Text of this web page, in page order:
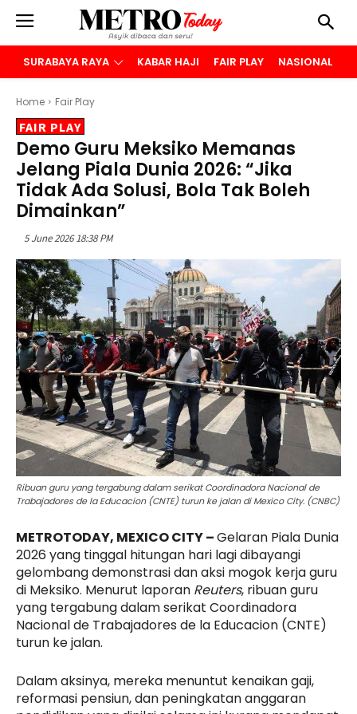
SURABAYA RAYA KABAR HAJI FAIR PLAY NASIONAL
Home Fair Play
FAIR PLAY
Demo Guru Meksiko Memanas
Jelang Piala Dunia 2026: “Jika
Tidak Ada Solusi, Bola Tak Boleh
Dimainkan”
5 June 2026 18:38 PM
Ribuan guru yang tergabung dalam serikat Coordinadora Nacional de
Trabajadores de la Educacion (CNTE) turun ke jalan di Mexico City. (CNBC)
METROTODAY, MEXICO CITY –Gelaran Piala Dunia
2026 yang tinggal hitungan hari lagi dibayangi
gelombang demonstrasi dan aksi mogok kerja guru
di Meksiko. Menurut laporan Reuters, ribuan guru
yang tergabung dalam serikat Coordinadora
Nacional de Trabajadores de la Educacion (CNTE)
turun ke jalan.
Dalam aksinya, mereka menuntut kenaikan gaji,
reformasi pensiun, dan peningkatan anggaran